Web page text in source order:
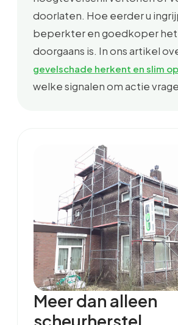
doorlaten. Hoe eerder u
beperkter en goedkoper
doorgaans is. In ons artikel
gevelschade herkent en slim
welke signalen om actie
Meer dan alleen